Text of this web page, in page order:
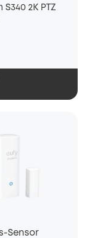
2K PTZ
Sensor